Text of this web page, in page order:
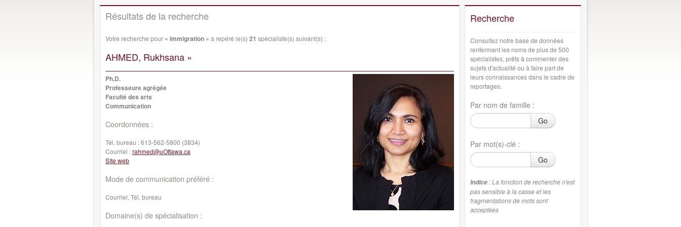
Résultats de la recherche
Votre recherche pour « Immigration » a repéré le(s) 21 spécialiste(s) suivant(s) :
AHMED, Rukhsana »
Ph,D.
Professeure agrégée
Faculté des arts
Communication
Coordonnées :
Tél. bureau :613-562-5800 (3834)
Courriel :rahmed@uOttawa.ca
Site web
Mode de communication préféré :
Courriel, Tél. bureau
Domaine(s) de spécialisation :
Recherche
Consultez notre base de données
renfermant les noms de plus de 500
spécialistes, prêts à commenter des
sujets d'actualité ou à faire part de
leurs connaissances dans le cadre de
reportages.
Par nom de famille :
Go
Par mot(s)-clé :
Go
Indice : La fonction de recherche n'est
pas sensible à la casse et les
fragmentations de mots sont
acceptées